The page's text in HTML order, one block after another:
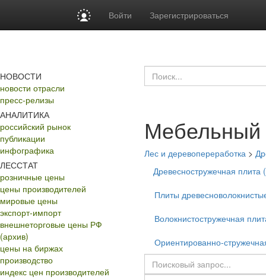
Войти Зарегистрироваться
НОВОСТИ
новости отрасли
пресс-релизы
АНАЛИТИКА
российский рынок
публикации
инфографика
ЛЕССТАТ
розничные цены
цены производителей
мировые цены
экспорт-импорт
внешнеторговые цены РФ
(архив)
цены на биржах
производство
индекс цен производителей
Лес и деревопереработка >
Древесностружечная плита
Плиты
Волокнистостружечная
Ориентированно-